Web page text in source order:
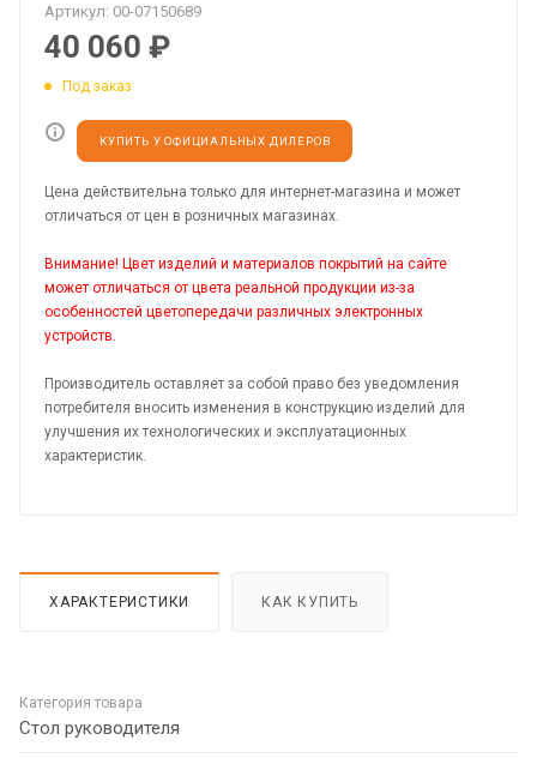
Артикул: 00-07150689
40 060 ₽
Под заказ
КУПИТЬ У ОФИЦИАЛЬНЫХ ДИЛЕРОВ
Цена действительна только для интернет-магазина и может
отличаться от цен в розничных магазинах.
Внимание! Цвет изделий и материалов покрытий на сайте
может отличаться от цвета реальной продукции из-за
особенностей цветопередачи различных электронных
устройств.
Производитель оставляет за собой право без уведомления
потребителя вносить изменения в конструкцию изделий для
улучшения их технологических и эксплуатационных
характеристик.
ХАРАКТЕРИСТИКИ КАК КУПИТЬ
Категория товара
Стол руководителя